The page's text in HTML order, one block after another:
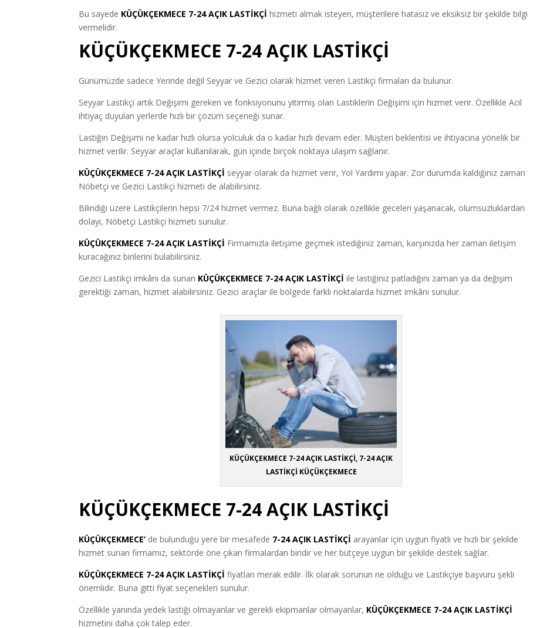
Bu sayede KÜÇÜKÇEKMECE 7-24 AÇIK LASTİKÇİhizmeti almak isteyen, müşterilere hatasız ve eksiksiz bir şekilde bilgi
vermelidir.
KÜÇÜKÇEKMECE 7-24 AÇIK LASTİKÇİ
Günümüzde sadece Yerinde değil Seyyar ve Gezici olarak hizmet veren Lastikçi firmaları da bulunur.
Seyyar Lastikçi artık Değişimi gereken ve fonksiyonunu yitirmiş olan Lastiklerin Değişimi için hizmet verir. Özellikle Acil
ihtiyaç duyulan yerlerde hızlı bir çözüm seçeneği sunar.
Lastiğin Değişimi ne kadar hızlı olursa yolculuk da o kadar hızlı devam eder. Müşteri beklentisi ve ihtiyacına yönelik bir
hizmet verilir. Seyyar araçlar kullanılarak, gün içinde birçok noktaya ulaşım sağlanır.
KÜÇÜKÇEKMECE 7-24 AÇIK LASTİKÇİ seyyar olarak da hizmet verir, Yol Yardımı yapar. Zor durumda kaldığınız zaman
Nöbetçi ve Gezici Lastikçi hizmeti de alabilirsiniz.
Bilindiği üzere Lastikçilerin hepsi 7/24 hizmet vermez. Buna bağlı olarak özellikle geceleri yaşanacak, olumsuzluklardan
dolayı, Nöbetçi Lastikçi hizmeti sunulur.
KÜÇÜKÇEKMECE 7-24 AÇIK LASTİKÇİ Firmamızla iletişime geçmek istediğiniz zaman, karşınızda her zaman iletişim
kuracağınız birilerini bulabilirsiniz.
Gezici Lastikçi imkânı da sunan KÜÇÜKÇEKMECE 7-24 AÇIK LASTİKÇİ ile lastiğiniz patladığını zaman ya da değişim
gerektiği zaman, hizmet alabilirsiniz. Gezici araçlar ile bölgede farklı noktalarda hizmet imkânı sunulur.
KÜÇÜKÇEKMECE 7-24 AÇIK LASTİKÇİ, 7-24 AÇIK
LASTİKÇİ KÜÇÜKÇEKMECE
KÜÇÜKÇEKMECE 7-24 AÇIK LASTİKÇİ
KÜÇÜKÇEKMECE’ de bulunduğu yere bir mesafede 7-24 AÇIK LASTİKÇİ arayanlar için uygun fiyatlı ve hızlı bir şekilde
hizmet sunan firmamız, sektörde öne çıkan firmalardan biridir ve her bütçeye uygun bir şekilde destek sağlar.
KÜÇÜKÇEKMECE 7-24 AÇIK LASTİKÇİ fiyatları merak edilir. İlk olarak sorunun ne olduğu ve Lastikçiye başvuru şekli
önemlidir. Buna gitti fiyat seçenekleri sunulur.
Özellikle yanında yedek lastiği olmayanlar ve gerekli ekipmanlar olmayanlar, KÜÇÜKÇEKMECE 7-24 AÇIK LASTİKÇİ
hizmetini daha çok talep eder.